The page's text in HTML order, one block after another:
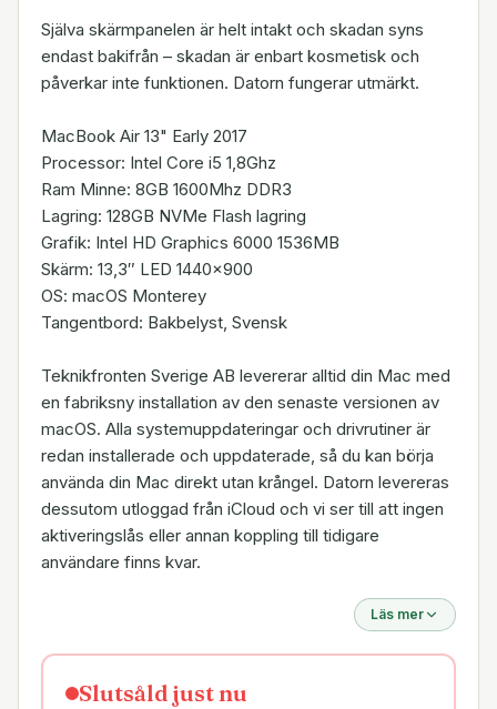
Själva skärmpanelen är helt intakt och skadan syns
endast bakifrån – skadan är enbart kosmetisk och
påverkar inte funktionen. Datorn fungerar utmärkt.
MacBook Air 13" Early 2017
Processor: Intel Core i5 1,8Ghz
Ram Minne: 8GB 1600Mhz DDR3
Lagring: 128GB NVMe Flash lagring
Grafik: Intel HD Graphics 6000 1536MB
Skärm: 13,3″ LED 1440×900
OS: macOS Monterey
Tangentbord: Bakbelyst, Svensk
Teknikfronten Sverige AB levererar alltid din Mac med
en fabriksny installation av den senaste versionen av
macOS. Alla systemuppdateringar och drivrutiner är
redan installerade och uppdaterade, så du kan börja
använda din Mac direkt utan krångel. Datorn levereras
dessutom utloggad från iCloud och vi ser till att ingen
aktiveringslås eller annan koppling till tidigare
användare finns kvar.
Läs mer
Slutsåld just nu